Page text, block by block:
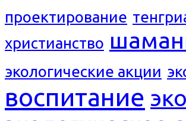
проектирование
христианство
экологические акции
воспитание